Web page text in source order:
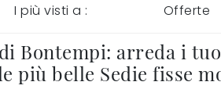
I più visti a : Offerte
Bontempi: arreda i
più belle Sedie fisse